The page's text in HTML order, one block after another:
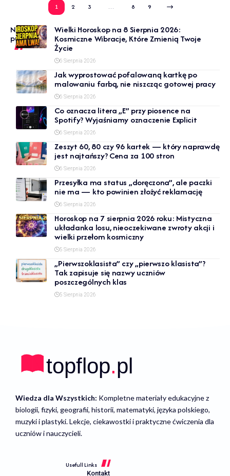
1 2 3 … 8 9
Nowe
publikacje
Wielki Horoskop na 8 Sierpnia 2026:
Kosmiczne Wibracje, Które Zmienią Twoje
Życie
6 Sierpnia 2026
Jak wyprostować pofalowaną kartkę po
malowaniu farbą, nie niszcząc gotowej pracy
6 Sierpnia 2026
Co oznacza litera „E” przy piosence na
Spotify? Wyjaśniamy oznaczenie Explicit
6 Sierpnia 2026
Zeszyt 60, 80 czy 96 kartek — który naprawdę
jest najtańszy? Cena za 100 stron
6 Sierpnia 2026
Przesyłka ma status „doręczona”, ale paczki
nie ma — kto powinien złożyć reklamację
6 Sierpnia 2026
Horoskop na 7 sierpnia 2026 roku: Mistyczna
układanka losu, nieoczekiwane zwroty akcji i
wielki przełom kosmiczny
5 Sierpnia 2026
„Pierwszoklasista” czy „pierwszo klasista”?
Tak zapisuje się nazwy uczniów
poszczególnych klas
5 Sierpnia 2026
Wiedza dla Wszystkich: Kompletne materiały edukacyjne z
biologii, fizyki, geografii, historii, matematyki, języka polskiego,
muzyki i plastyki. Lekcje, ciekawostki i praktyczne ćwiczenia dla
uczniów i nauczycieli.
Usefull Links
Kontakt